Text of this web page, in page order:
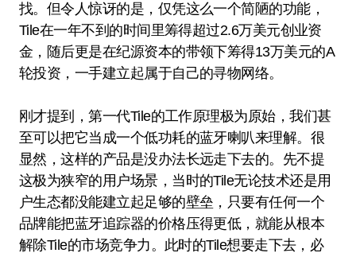
找。但令人惊讶的是，仅凭这么一个简陋的功能，
Tile在一年不到的时间里筹得超过2.6万美元创业资
金，随后更是在纪源资本的带领下筹得13万美元的A
轮投资，一手建立起属于自己的寻物网络。
刚才提到，第一代Tile的工作原理极为原始，我们甚
至可以把它当成一个低功耗的蓝牙喇叭来理解。很
显然，这样的产品是没办法长远走下去的。先不提
这极为狭窄的用户场景，当时的Tile无论技术还是用
户生态都没能建立起足够的壁垒，只要有任何一个
品牌能把蓝牙追踪器的价格压得更低，就能从根本
解除Tile的市场竞争力。此时的Tile想要走下去，必